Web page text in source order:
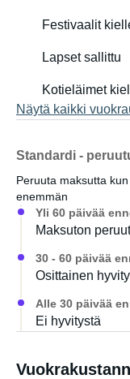
- Erittäin tilava
Festivaalit
Lapset sallittu
Kotieläimet
Näytä kaikki
Standardi -
Peruuta maksutta
enemmän
Yli 60 päivää
Maksuton
30 - 60 päivää
Osittainen
Alle 30 päivää
Ei hyvitystä